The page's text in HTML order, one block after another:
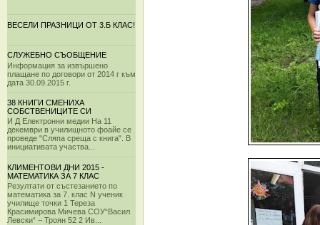
ВЕСЕЛИ ПРАЗНИЦИ ОТ 3.Б КЛАС!
СЛУЖЕБНО СЪОБЩЕНИЕ
Информация за извършено
плащане по договори от 2014 г към
дата 30.09.2015 г.
38 КНИГИ СМЕНИХА
СОБСТВЕНИЦИТЕ СИ
И Д Електронни медии На 11
декември в училищното фоайе се
проведе "Сляпа среща с книга". В
инициативата участва...
КЛИМЕНТОВИ ДНИ 2015 -
МАТЕМАТИКА ЗА 7 КЛАС
Резултати от състезанието по
математика за 7. клас N ученик
училище точки 1 Тереза
Красимирова Мичева СОУ“Васил
Левски“ – Троян 52 2 Ив...